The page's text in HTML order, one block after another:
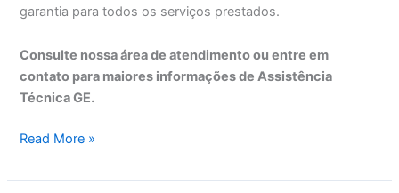
garantia para todos os serviços prestados.
Consulte nossa área de atendimento ou entre em
contato para maiores informações de Assistência
Técnica GE.
Assistência
GE
Read More »